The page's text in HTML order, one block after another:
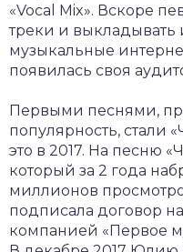
«Vocal Mix». Вскоре
треки и выкладывать
музыкальные
появилась своя
Первыми песнями,
популярность, стали
это в 2017. На песню
который за 2 года
миллионов
подписала договор
компанией «Первое